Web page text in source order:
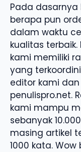
Pada
berapa pun
dalam waktu
kualitas
kami memiliki
yang
editor kami
penulispro.net.
kami mampu
sebanyak
masing artikel
1000 kata. Wow